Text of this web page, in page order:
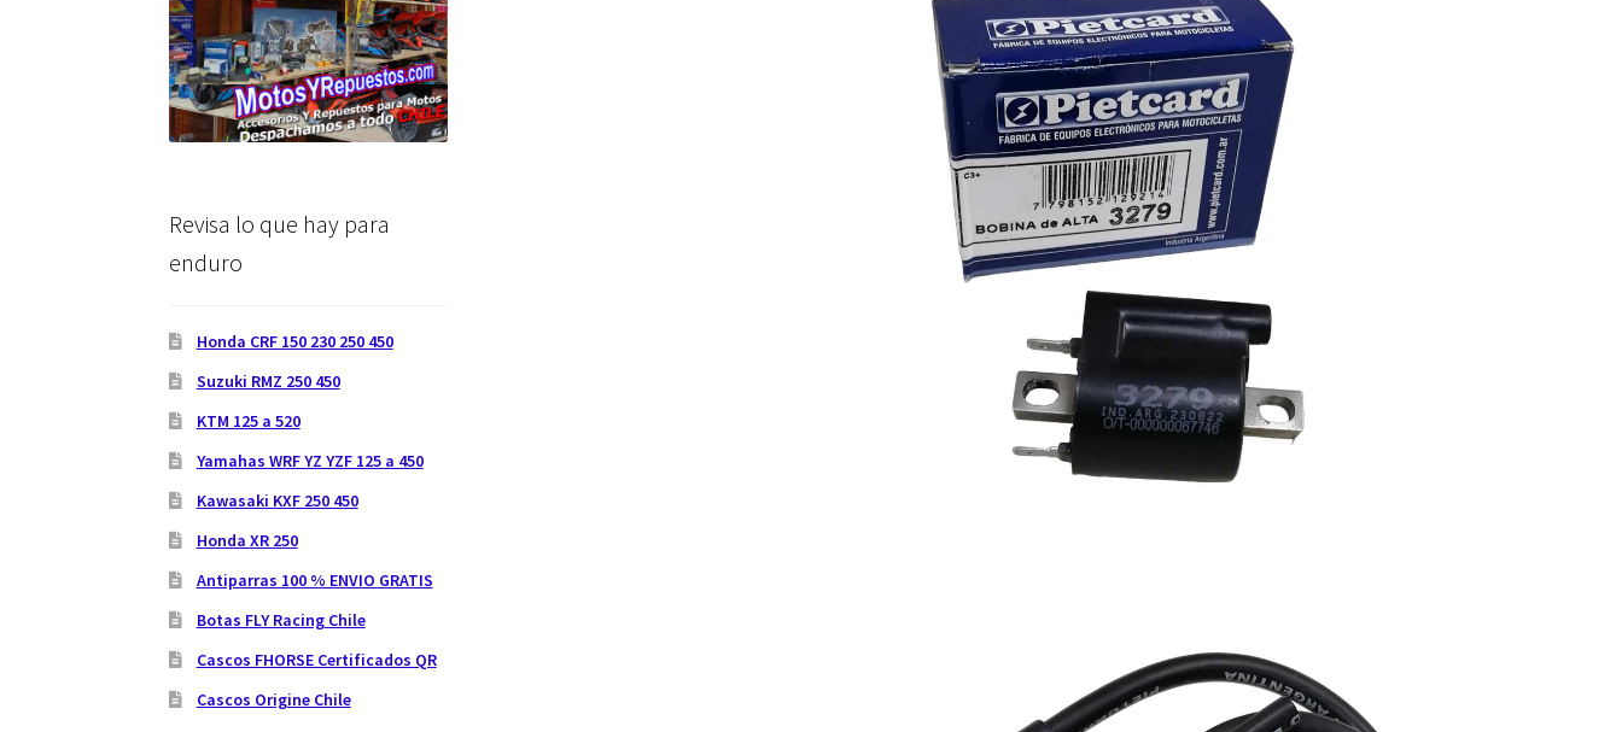
Revisa lo que hay para
enduro
Honda CRF 150 230 250 450
Suzuki RMZ 250 450
KTM 125 a 520
Yamahas WRF YZ YZF 125 a 450
Kawasaki KXF 250 450
Honda XR 250
Antiparras 100 % ENVIO GRATIS
Botas FLY Racing Chile
Cascos FHORSE Certificados QR
Cascos Origine Chile